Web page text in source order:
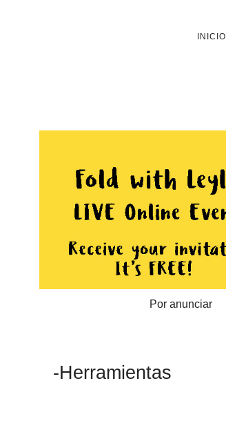
INICIO
Por anunciar
-Herramientas